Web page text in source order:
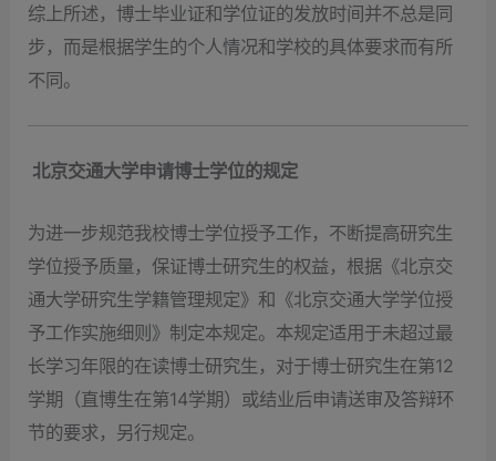
综上所述，博士毕业证和学位证的发放时间并不总是同
步，而是根据学生的个人情况和学校的具体要求而有所
不同。
北京交通大学申请博士学位的规定
为进一步规范我校博士学位授予工作，不断提高研究生
学位授予质量，保证博士研究生的权益，根据《北京交
通大学研究生学籍管理规定》和《北京交通大学学位授
予工作实施细则》制定本规定。本规定适用于未超过最
长学习年限的在读博士研究生，对于博士研究生在第12
学期（直博生在第14学期）或结业后申请送审及答辩环
节的要求，另行规定。